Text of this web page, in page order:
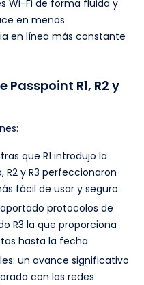
Wi-Fi de forma fluida y
en menos
en línea más constante
R1, R2 y
que R1 introdujo la
y R3 perfeccionaron
fácil de usar y seguro.
protocolos de
R3 la que proporciona
hasta la fecha.
un avance significativo
con las redes